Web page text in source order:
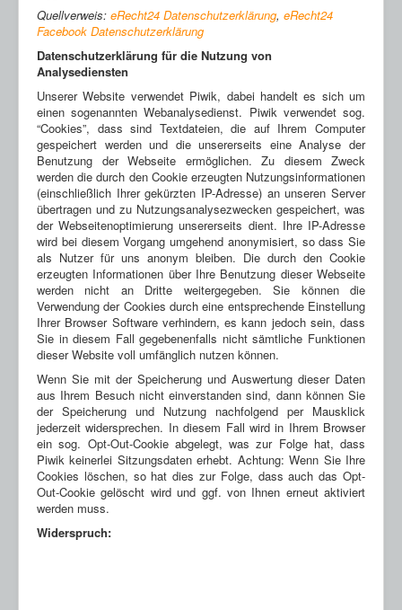
Quellverweis: eRecht24 Datenschutzerklärung, eRecht24
Facebook Datenschutzerklärung
Datenschutzerklärung für die Nutzung von
Analysediensten
Unserer Website verwendet Piwik, dabei handelt es sich um
einen sogenannten Webanalysedienst. Piwik verwendet sog.
“Cookies”, dass sind Textdateien, die auf Ihrem Computer
gespeichert werden und die unsererseits eine Analyse der
Benutzung der Webseite ermöglichen. Zu diesem Zweck
werden die durch den Cookie erzeugten Nutzungsinformationen
(einschließlich Ihrer gekürzten IP-Adresse) an unseren Server
übertragen und zu Nutzungsanalysezwecken gespeichert, was
der Webseitenoptimierung unsererseits dient. Ihre IP-Adresse
wird bei diesem Vorgang umge­hend anony­mi­siert, so dass Sie
als Nutzer für uns anonym bleiben. Die durch den Cookie
erzeugten Informationen über Ihre Benutzung dieser Webseite
werden nicht an Dritte weitergegeben. Sie können die
Verwendung der Cookies durch eine entsprechende Einstellung
Ihrer Browser Software verhindern, es kann jedoch sein, dass
Sie in diesem Fall gegebenenfalls nicht sämtliche Funktionen
dieser Website voll umfänglich nutzen können.
Wenn Sie mit der Spei­che­rung und Aus­wer­tung die­ser Daten
aus Ihrem Besuch nicht ein­ver­stan­den sind, dann kön­nen Sie
der Spei­che­rung und Nut­zung nachfolgend per Maus­klick
jederzeit wider­spre­chen. In diesem Fall wird in Ihrem Browser
ein sog. Opt-Out-Cookie abgelegt, was zur Folge hat, dass
Piwik kei­ner­lei Sit­zungs­da­ten erhebt. Achtung: Wenn Sie Ihre
Cookies löschen, so hat dies zur Folge, dass auch das Opt-
Out-Cookie gelöscht wird und ggf. von Ihnen erneut aktiviert
werden muss.
Widerspruch: